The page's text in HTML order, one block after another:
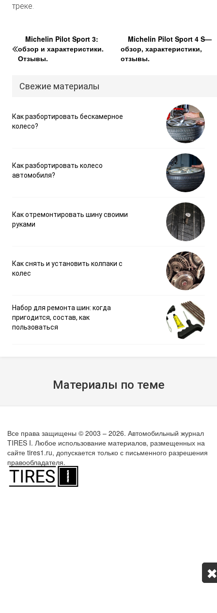
треке.
Michelin Pilot Sport 3:
обзор и характеристики.
Отзывы.
Michelin Pilot Sport 4 S—
обзор, характеристики,
отзывы.
Свежие материалы
Как разбортировать бескамерное
колесо?
Как разбортировать колесо
автомобиля?
Как отремонтировать шину своими
руками
Как снять и установить колпаки с
колес
Набор для ремонта шин: когда
пригодится, состав, как
пользоваться
Материалы по теме
Все права защищены © 2003 – 2026. Автомобильный журнал
TIRES I. Любое использование материалов, размещенных на
сайте tires1.ru, допускается только с письменного разрешения
правообладателя.